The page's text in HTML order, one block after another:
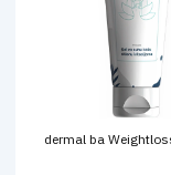
dermal ba